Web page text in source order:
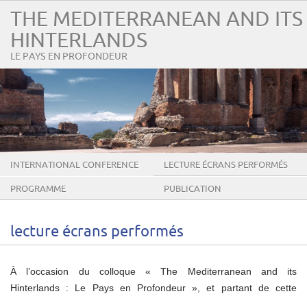
THE MEDITERRANEAN AND ITS
HINTERLANDS
LE PAYS EN PROFONDEUR
INTERNATIONAL CONFERENCE
2016
LECTURE ÉCRANS PERFORMÉS
PROGRAMME PUBLICATION
lecture écrans performés
À l’occasion du colloque « The Mediterranean and its
Hinterlands : Le Pays en Profondeur », et partant de cette